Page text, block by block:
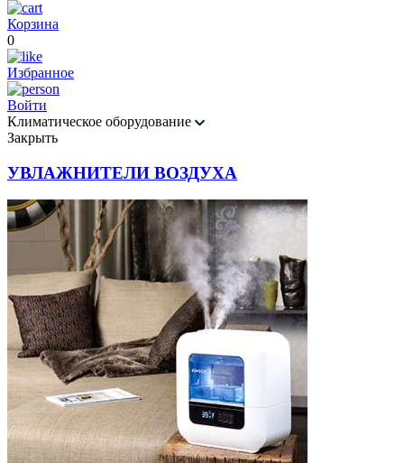
Корзина
0
Избранное
Войти
Климатическое оборудование
Закрыть
УВЛАЖНИТЕЛИ ВОЗДУХА